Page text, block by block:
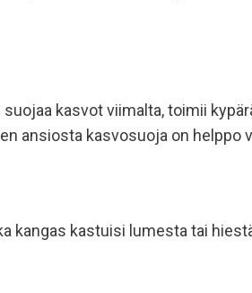
kasvot viimalta, toimii
ansiosta kasvosuoja on helppo
kangas kastuisi lumesta tai